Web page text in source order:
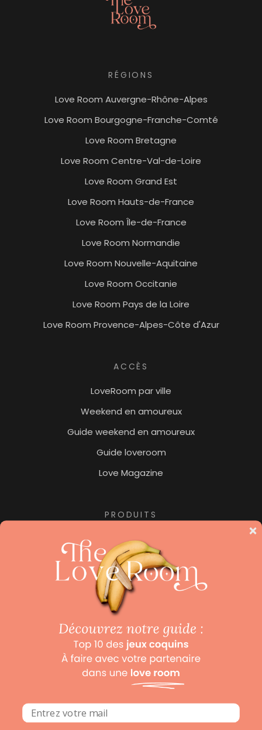
RÉGIONS
Love Room Auvergne-Rhône-Alpes
Love Room Bourgogne-Franche-Comté
Love Room Bretagne
Love Room Centre-Val-de-Loire
Love Room Grand Est
Love Room Hauts-de-France
Love Room Île-de-France
Love Room Normandie
Love Room Nouvelle-Aquitaine
Love Room Occitanie
Love Room Pays de la Loire
Love Room Provence-Alpes-Côte d'Azur
ACCÈS
LoveRoom par ville
Weekend en amoureux
Guide weekend en amoureux
Guide loveroom
Love Magazine
PRODUITS
Jacuzzi privatif
Nuit insolite
Pour les amoureux des hôtels de luxe, ne manquez
pas notre collection «Beaux Hôtels
hôtels de luxe et hôtels avec spa.
Mentions légales
Conditions Générales de Ventes
login